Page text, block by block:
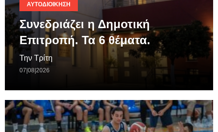
ΑΥΤΟΔΙΟΊΚΗΣΗ
Συνεδριάζει η Δημοτική
Επιτροπή. Τα 6 θέματα.
Την Τρίτη
07|08|2026